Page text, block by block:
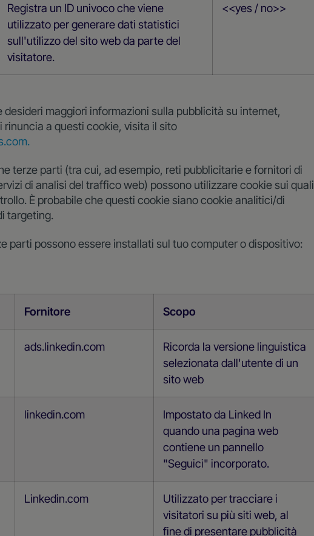
Registra un ID univoco che viene
utilizzato per generare dati statistici
sull'utilizzo del sito web da parte del
visitatore.
<<yes / no>>
desideri maggiori informazioni sulla pubblicità su internet,
rinuncia a questi cookie, visita il sito
terze parti (tra cui, ad esempio, reti pubblicitarie e fornitori di
di analisi del traffico web) possono utilizzare cookie sui quali
È probabile che questi cookie siano cookie analitici/di
targeting.
parti possono essere installati sul tuo computer o dispositivo:
Fornitore Scopo
ads.linkedin.com
Ricorda la versione linguistica
selezionata dall'utente di un
sito web
linkedin.com
Impostato da Linked In
quando una pagina web
contiene un pannello
"Seguici" incorporato.
Linkedin.com
Utilizzato per tracciare i
visitatori su più siti web, al
fine di presentare pubblicità